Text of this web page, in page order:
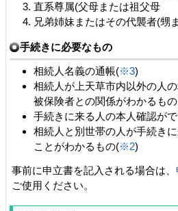
直系尊属(父母または祖父母
兄弟姉妹またはその代襲者(甥
手続きに必要なもの
相続人名義の通帳(※3)
相続人が上天草市内以外の人
被保険者との関係がわかるも
手続きに来る人の本人確認が
相続人と別世帯の人が手続き
ことがわかるもの(※2)
事前に申立書を記入される場合は、
ご使用ください。